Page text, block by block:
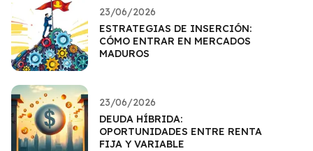
23/06/2026
ESTRATEGIAS DE INSERCIÓN:
CÓMO ENTRAR EN MERCADOS
MADUROS
23/06/2026
DEUDA HÍBRIDA:
OPORTUNIDADES ENTRE RENTA
FIJA Y VARIABLE